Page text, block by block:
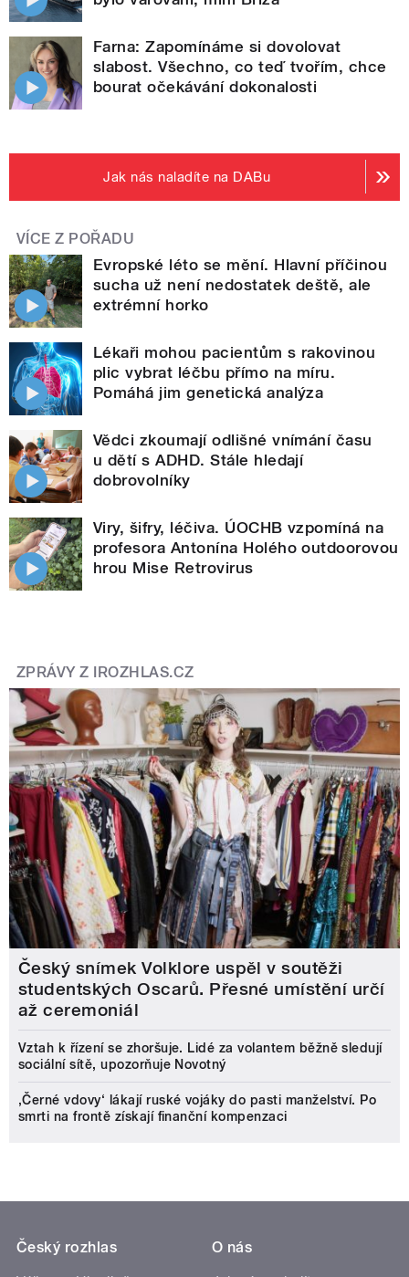
Farna: Zapomínáme si dovolovat
slabost. Všechno, co teď tvořím, chce
bourat očekávání dokonalosti
Jak nás naladíte na DABu
VÍCE Z POŘADU
Evropské léto se mění. Hlavní příčinou
sucha už není nedostatek deště, ale
extrémní horko
Lékaři mohou pacientům s rakovinou
plic vybrat léčbu přímo na míru.
Pomáhá jim genetická analýza
Vědci zkoumají odlišné vnímání času
u dětí s ADHD. Stále hledají
dobrovolníky
Viry, šifry, léčiva. ÚOCHB vzpomíná na
profesora Antonína Holého outdoorovou
hrou Mise Retrovirus
ZPRÁVY Z IROZHLAS.CZ
Český snímek Volklore uspěl v soutěži
studentských Oscarů. Přesné umístění určí
až ceremoniál
Vztah k řízení se zhoršuje. Lidé za volantem běžně sledují
sociální sítě, upozorňuje Novotný
‚Černé vdovy‘ lákají ruské vojáky do pasti manželství. Po
smrti na frontě získají finanční kompenzaci
Český rozhlas
O nás